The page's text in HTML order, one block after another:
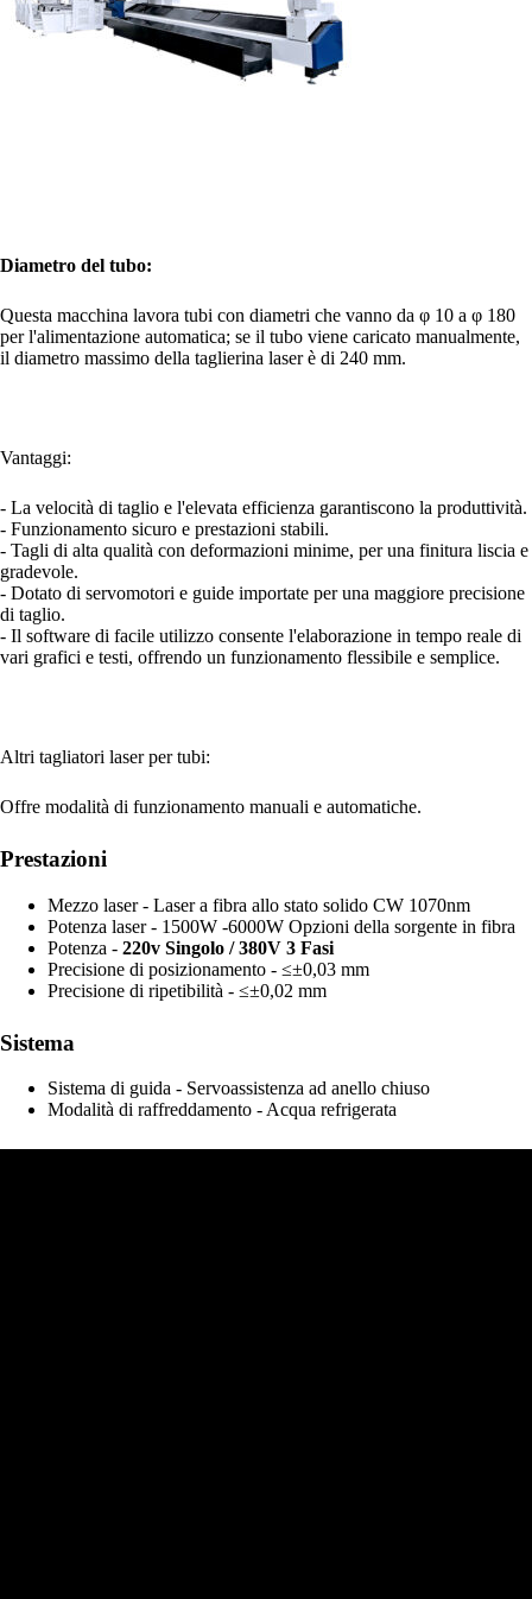
Diametro del tubo:
Questa macchina lavora tubi con diametri che vanno da φ 10 a φ 180
per l'alimentazione automatica; se il tubo viene caricato manualmente,
il diametro massimo della taglierina laser è di 240 mm.
Vantaggi:
- La velocità di taglio e l'elevata efficienza garantiscono la produttività.
- Funzionamento sicuro e prestazioni stabili.
- Tagli di alta qualità con deformazioni minime, per una finitura liscia e
gradevole.
- Dotato di servomotori e guide importate per una maggiore precisione
di taglio.
- Il software di facile utilizzo consente l'elaborazione in tempo reale di
vari grafici e testi, offrendo un funzionamento flessibile e semplice.
Altri tagliatori laser per tubi:
Offre modalità di funzionamento manuali e automatiche.
Prestazioni
Mezzo laser - Laser a fibra allo stato solido CW 1070nm
Potenza laser - 1500W -6000W Opzioni della sorgente in fibra
Potenza - 220v Singolo / 380V 3 Fasi
Precisione di posizionamento - ≤±0,03 mm
Precisione di ripetibilità - ≤±0,02 mm
Sistema
Sistema di guida - Servoassistenza ad anello chiuso
Modalità di raffreddamento - Acqua refrigerata